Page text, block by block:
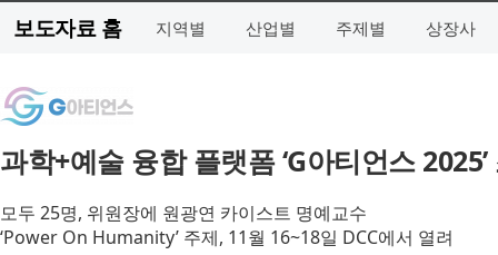
보도자료 홈 지역별 산업별 주제별 상장사
과학+예술 융합 플랫폼 ‘G아티언스
모두 25명, 위원장에 원광연 카이스트 명예교수
‘Power On Humanity’ 주제, 11월 16~18일 DCC에서 열려